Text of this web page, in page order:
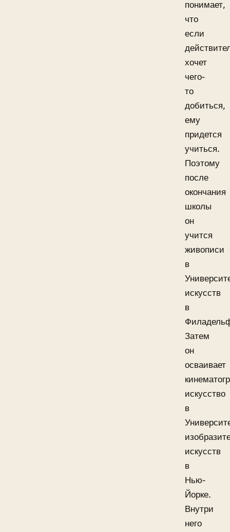
понимает,
что
если
хочет
чего-
то
добиться,
ему
придется
учиться.
Поэтому
после
окончания
школы
он
учится
живописи
в
искусств
в
Затем
он
осваивает
искусство
в
искусств
в
Нью-
Йорке.
Внутри
него